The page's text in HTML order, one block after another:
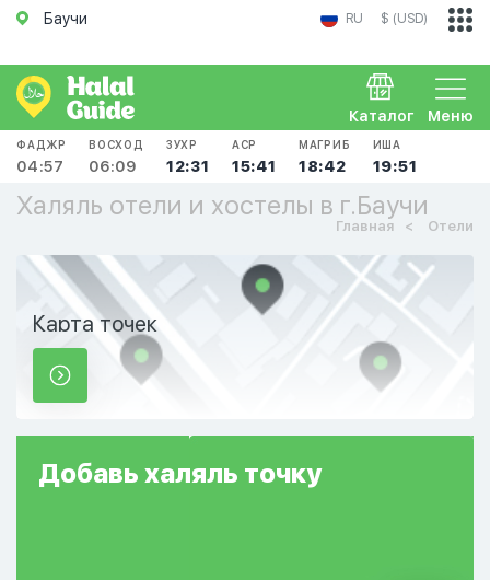
Баучи RU $ (USD)
Меню
Каталог
ФАДЖР
04:57
ВОСХОД
06:09
ЗУХР
12:31
АСР
15:41
МАГРИБ
18:42
ИША
19:51
Халяль отели и хостелы в г.Баучи
Главная Отели
Карта точек
Добавь халяль точку